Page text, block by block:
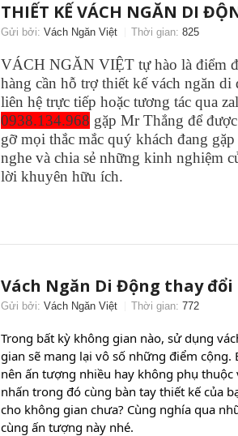
THIẾT KẾ VÁCH NGĂN DI
Gửi bởi: Vách Ngăn Việt Thời gian: 825
VÁCH NGĂN VIỆT tự hào là điểm
hàng cần hỗ trợ thiết kế vách ngăn
liên hệ trực tiếp hoặc tương tác qua
0938.134.968 gặp Mr Thắng để
gỡ mọi thắc mắc quý khách đang
nghe và chia sẻ những kinh nghiệm
lời khuyên hữu ích.
Vách Ngăn Di Động thay
Gửi bởi: Vách Ngăn Việt Thời gian: 772
Trong bất kỳ không gian nào, sử dụng
gian sẽ mang lại vô số những điểm
nên ấn tượng nhiều hay không phụ
nhấn trong đó cùng bàn tay thiết kế của
cho không gian chưa? Cùng nghía qua
cùng ấn tượng này nhé.